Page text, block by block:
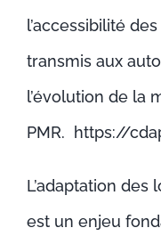
l’accessibilité
transmis aux
l’évolution de la
PMR. https://
L’adaptation des
est un enjeu